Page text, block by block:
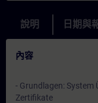
說明 日期與
內容
- Grundlagen: System
Zertifikate